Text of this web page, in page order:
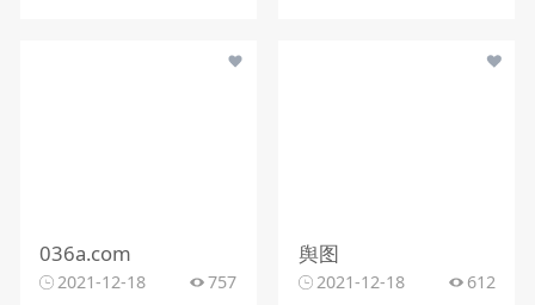
036a.com
2021-12-18 757
舆图
2021-12-18 612